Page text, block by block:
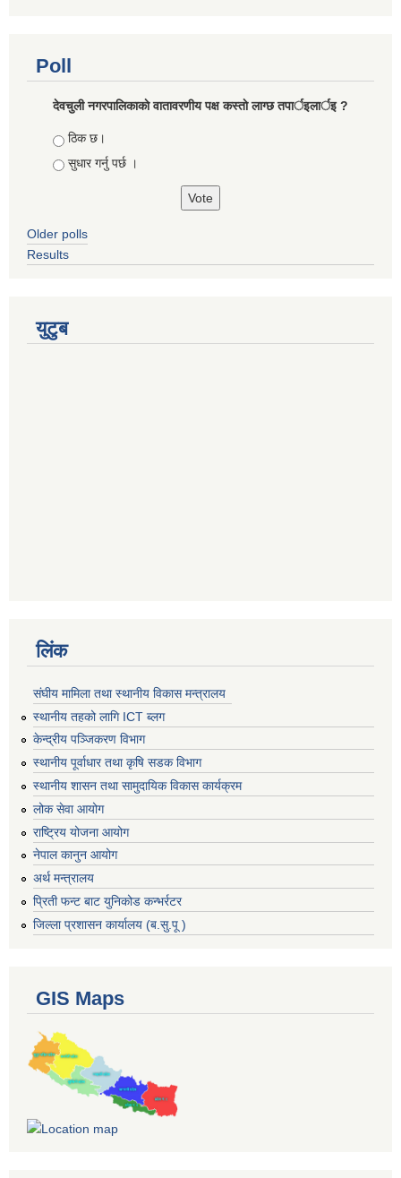
Poll
देवचुली नगरपालिकाकाे वातावरणीय पक्ष कस्ताे लाग्छ तपार्इलार्इ ?
Choices
ठिक छ।
सुधार गर्नु पर्छ ।
Older polls
Results
युटुब
लिंक
संघीय मामिला तथा स्थानीय विकास मन्त्रालय
स्थानीय तहको लागि ICT ब्लग
केन्द्रीय पञ्जिकरण विभाग
स्थानीय पूर्वाधार तथा कृषि सडक विभाग
स्थानीय शासन तथा सामुदायिक विकास कार्यक्रम
लोक सेवा आयोग
राष्ट्रिय योजना आयोग
नेपाल कानुन आयोग
अर्थ मन्त्रालय
प्रिती फन्ट बाट युनिकोड कन्भर्रटर
जिल्ला प्रशासन कार्यालय (ब.सु.पू )
GIS Maps